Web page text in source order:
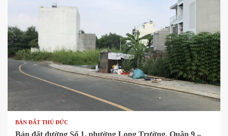
BÁN ĐẤT THỦ ĐỨC
Bán đất đường Số 1, phường Long Trường, Quận 9 –